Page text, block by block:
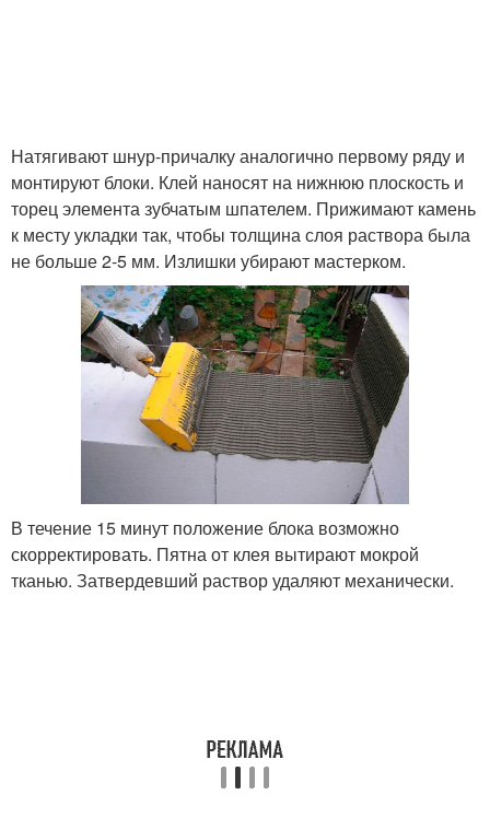
Натягивают шнур-причалку аналогично первому ряду и
монтируют блоки. Клей наносят на нижнюю плоскость и
торец элемента зубчатым шпателем. Прижимают камень
к месту укладки так, чтобы толщина слоя раствора была
не больше 2-5 мм. Излишки убирают мастерком.
В течение 15 минут положение блока возможно
скорректировать. Пятна от клея вытирают мокрой
тканью. Затвердевший раствор удаляют механически.